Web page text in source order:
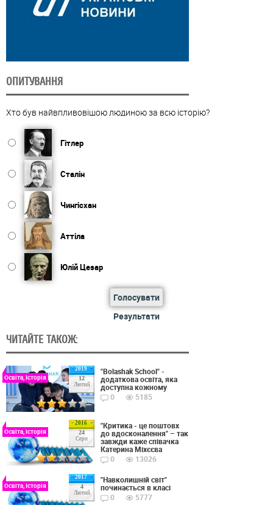
ОПИТУВАННЯ
Хто був найвпливовішою людиною за всю історію?
Гітлер
Сталін
Чингісхан
Аттіла
Юлій Цезар
Голосувати
Результати
ЧИТАЙТЕ ТАКОЖ:
2019
12
Лютий
Освіта, Історія
"Bolashak School" -
додаткова освіта, яка
доступна кожному
0
5185
2016
24
Серп
Освіта, Історія
"Критика - це поштовх
до вдосконалення" – так
завжди каже співачка
Катерина Міхєєва
0
13026
2017
4
Лютий
Освіта, Історія
"Навколишній світ"
починається в класі
0
5777